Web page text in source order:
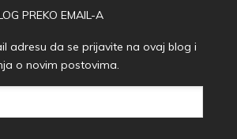
PREKO EMAIL-A
adresu da se prijavite na ovaj blog i
o novim postovima.